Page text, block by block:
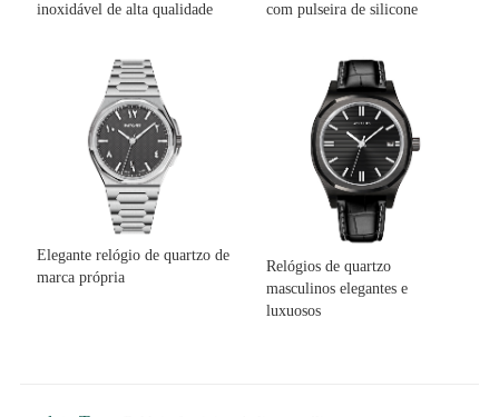
inoxidável de alta qualidade
com pulseira de silicone
Elegante relógio de quartzo de
marca própria
Relógios de quartzo
masculinos elegantes e
luxuosos